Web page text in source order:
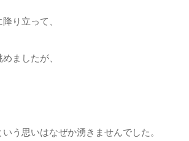
り立って、
ましたが、
いう思いはなぜか湧きませんでした。